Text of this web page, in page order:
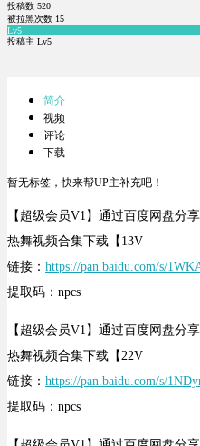
投稿数 520
被拉黑次数 15
Lv5
投稿主 Lv5
简介
视频
评论
下载
暂无标签，快来帮UP主补充吧！
【超级会员V1】通过百度网盘分
热舞视频合集下载【13V
链接： https://pan.baidu.com/s/
提取码：npcs
【超级会员V1】通过百度网盘分
热舞视频合集下载【22V
链接： https://pan.baidu.com/s/
提取码：npcs